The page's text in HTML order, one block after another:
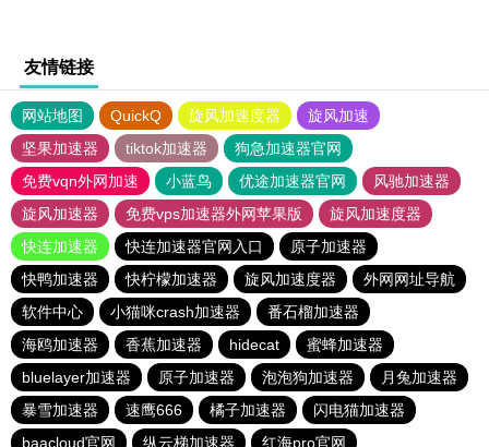
友情链接
网站地图 QuickQ 旋风加速度器
旋风加速
坚果加速器
tiktok加速器
狗急加速器官网
免费vqn外网加速
小蓝鸟 优途加速器官网
风驰加速器
旋风加速器
免费vps加速器外网苹果版
旋风加速度器
快连加速器
快连加速器官网入口
原子加速器
快鸭加速器
快柠檬加速器 旋风加速度器
外网网址导航
软件中心
小猫咪crash加速器
番石榴加速器
海鸥加速器
香蕉加速器 hidecat
蜜蜂加速器
bluelayer加速器
原子加速器 泡泡狗加速器
月兔加速器
暴雪加速器
速鹰666 橘子加速器
闪电猫加速器
baacloud官网
纵云梯加速器 红海pro官网